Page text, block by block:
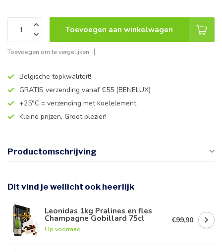
Toevoegen aan winkelwagen
Toevoegen om te vergelijken
Belgische topkwaliteit!
GRATIS verzending vanaf €55 (BENELUX)
+25°C = verzending met koelelement
Kleine prijzen, Groot plezier!
Productomschrijving
Dit vind je wellicht ook heerlijk
Leonidas 1kg Pralines en fles
Champagne Gobillard 75cl
Op voorraad
€99,90